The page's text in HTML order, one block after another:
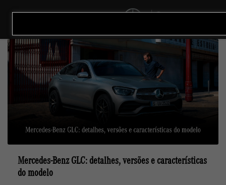
Mercedes-Benz GLC: detalhes, versões e características
do modelo